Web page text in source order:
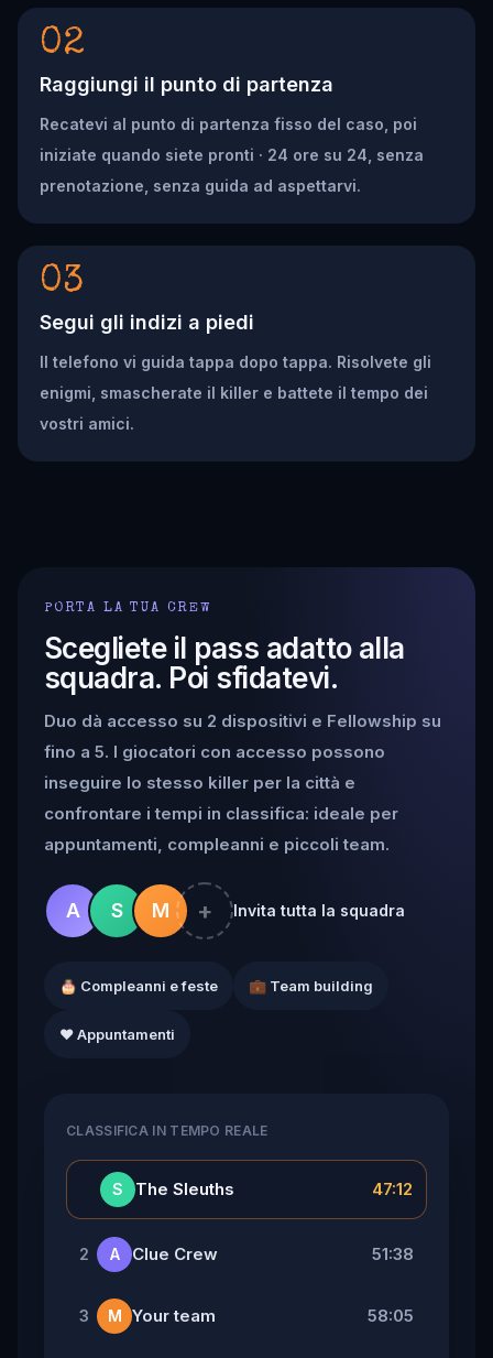
02
Raggiungi il punto di partenza
Recatevi al punto di partenza fisso del caso, poi
iniziate quando siete pronti · 24 ore su 24, senza
prenotazione, senza guida ad aspettarvi.
03
Segui gli indizi a piedi
Il telefono vi guida tappa dopo tappa. Risolvete gli
enigmi, smascherate il killer e battete il tempo dei
vostri amici.
PORTA LA TUA CREW
Scegliete il pass adatto alla
squadra. Poi sfidatevi.
Duo dà accesso su 2 dispositivi e Fellowship su
fino a 5. I giocatori con accesso possono
inseguire lo stesso killer per la città e
confrontare i tempi in classifica: ideale per
appuntamenti, compleanni e piccoli team.
A S M + Invita tutta la squadra
🎂 Compleanni e feste 💼 Team building
❤️ Appuntamenti
CLASSIFICA IN TEMPO REALE
S The Sleuths 47:12
2 A Clue Crew 51:38
3 M Your team 58:05